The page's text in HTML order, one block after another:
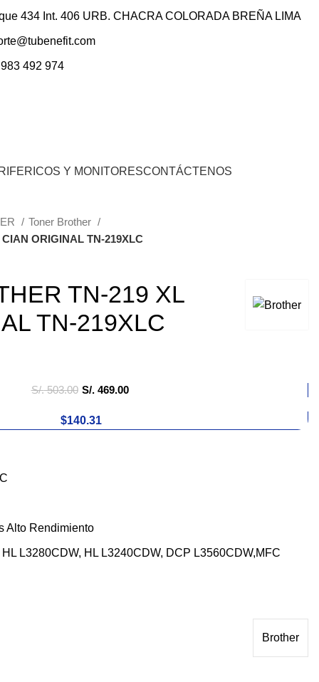
434 Int. 406 URB. CHACRA COLORADA BREÑA LIMA
492 974
Y MONITORESCONTÁCTENOS
Toner Brother
ORIGINAL TN-219XLC
TN-219 XL
TN-219XLC
S/.503.00 S/.469.00
$140.31
Alto Rendimiento
L3280CDW, HL L3240CDW, DCP L3560CDW,MFC
Brother